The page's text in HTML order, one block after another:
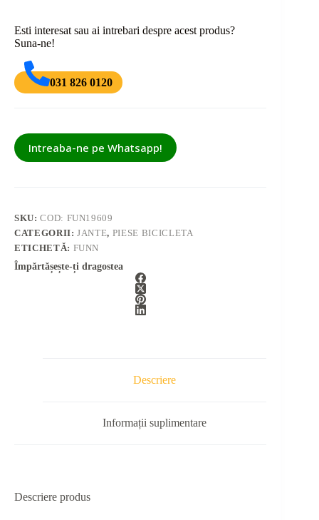
Esti interesat sau ai intrebari despre acest produs?
Suna-ne!
031 826 0120
Intreaba-ne pe Whatsapp!
SKU:COD: FUN19609
CATEGORII:JANTE, PIESE BICICLETA
ETICHETĂ: FUNN
Împărtășește-ți dragostea
Descriere
Informații suplimentare
Descriere produs